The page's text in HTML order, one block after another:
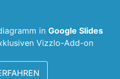
in Google Slides
Vizzlo-Add-on